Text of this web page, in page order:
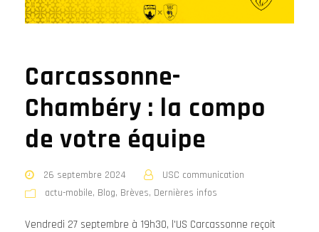
Carcassonne-
Chambéry : la compo
de votre équipe
26 septembre 2024
USC communication
actu-mobile, Blog, Brèves, Dernières infos
Vendredi 27 septembre à 19h30, l'US Carcassonne reçoit